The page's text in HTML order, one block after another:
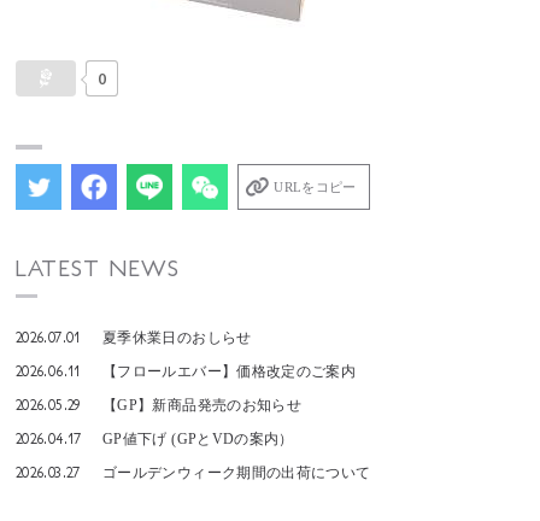
0
URLをコピー
LATEST NEWS
2026.07.01 夏季休業日のおしらせ
2026.06.11 【フロールエバー】価格改定のご案内
2026.05.29 【GP】新商品発売のお知らせ
2026.04.17 GP値下げ (GPとVDの案内）
2026.03.27 ゴールデンウィーク期間の出荷について